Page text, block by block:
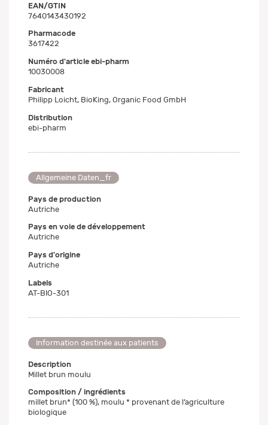
EAN/GTIN
7640143430192
Pharmacode
3617422
Numéro d'article ebi-pharm
10030008
Fabricant
Philipp Loicht, BioKing, Organic Food GmbH
Distribution
ebi-pharm
Allgemeine Daten_fr
Pays de production
Autriche
Pays en voie de développement
Autriche
Pays d'origine
Autriche
Labels
AT-BIO-301
Information destinée aux patients
Description
Millet brun moulu
Composition / ingrédients
millet brun* (100 %), moulu * provenant de l’agriculture
biologique